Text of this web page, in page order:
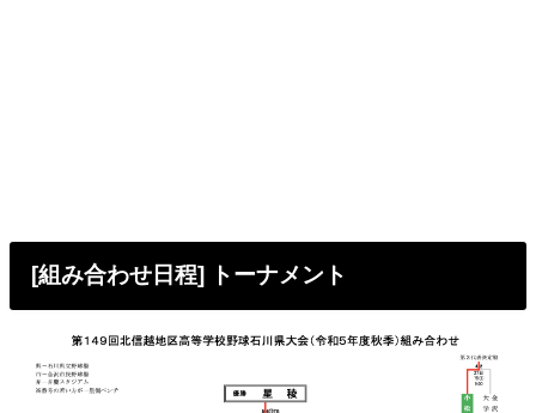
[組み合わせ日程] トーナメント